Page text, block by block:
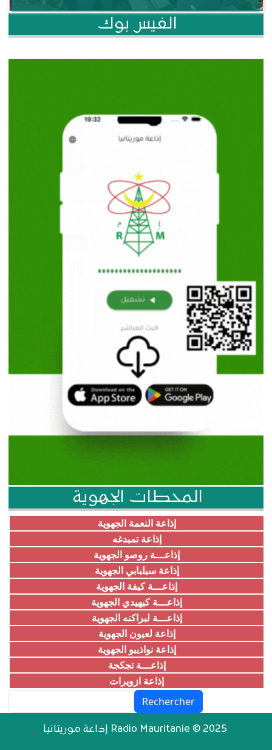
الفيس بوك
المحطات الجهوية
إذاعة النعمة الجهوية
إذاعة تمبدغه
إذاعـــة روصو الجهوية
إذاعة سيلبابي الجهوية
إذاعـــة كيفة الجهوية
إذاعـــة كيهيدي الجهوية
إذاعـــة لبراكنه الجهوية
إذاعة لعيون الجهوية
إذاعة نواذيبو الجهوية
إذاعـــة تجكجة
إذاعة ازويرات
إذاعة موريتانيا Radio Mauritanie © 2025